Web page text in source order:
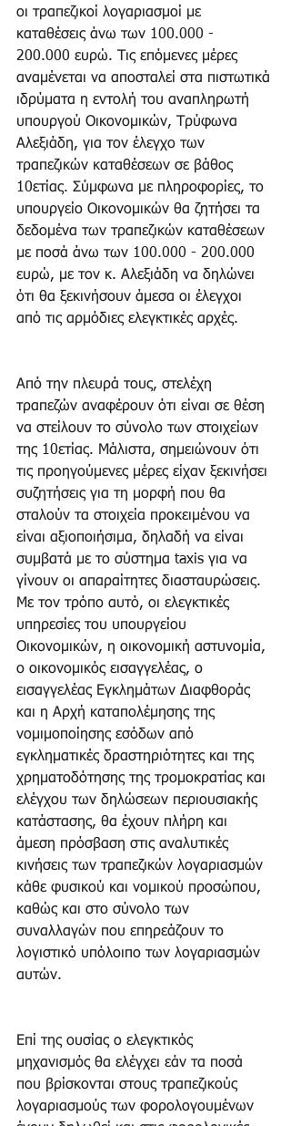
οι τραπεζικοί λογαριασμοί με
καταθέσεις άνω των 100.000 -
200.000 ευρώ. Τις επόμενες μέρες
αναμένεται να αποσταλεί στα πιστωτικά
ιδρύματα η εντολή του αναπληρωτή
υπουργού Οικονομικών, Τρύφωνα
Αλεξιάδη, για τον έλεγχο των
τραπεζικών καταθέσεων σε βάθος
10ετίας. Σύμφωνα με πληροφορίες, το
υπουργείο Οικονομικών θα ζητήσει τα
δεδομένα των τραπεζικών καταθέσεων
με ποσά άνω των 100.000 - 200.000
ευρώ, με τον κ. Αλεξιάδη να δηλώνει
ότι θα ξεκινήσουν άμεσα οι έλεγχοι
από τις αρμόδιες ελεγκτικές αρχές.
Από την πλευρά τους, στελέχη
τραπεζών αναφέρουν ότι είναι σε θέση
να στείλουν το σύνολο των στοιχείων
της 10ετίας. Μάλιστα, σημειώνουν ότι
τις προηγούμενες μέρες είχαν ξεκινήσει
συζητήσεις για τη μορφή που θα
σταλούν τα στοιχεία προκειμένου να
είναι αξιοποιήσιμα, δηλαδή να είναι
συμβατά με το σύστημα taxis για να
γίνουν οι απαραίτητες διασταυρώσεις.
Με τον τρόπο αυτό, οι ελεγκτικές
υπηρεσίες του υπουργείου
Οικονομικών, η οικονομική αστυνομία,
ο οικονομικός εισαγγελέας, ο
εισαγγελέας Εγκλημάτων Διαφθοράς
και η Αρχή καταπολέμησης της
νομιμοποίησης εσόδων από
εγκληματικές δραστηριότητες και της
χρηματοδότησης της τρομοκρατίας και
ελέγχου των δηλώσεων περιουσιακής
κατάστασης, θα έχουν πλήρη και
άμεση πρόσβαση στις αναλυτικές
κινήσεις των τραπεζικών λογαριασμών
κάθε φυσικού και νομικού προσώπου,
καθώς και στο σύνολο των
συναλλαγών που επηρεάζουν το
λογιστικό υπόλοιπο των λογαριασμών
αυτών.
Επί της ουσίας ο ελεγκτικός
μηχανισμός θα ελέγχει εάν τα ποσά
που βρίσκονται στους τραπεζικούς
λογαριασμούς των φορολογουμένων